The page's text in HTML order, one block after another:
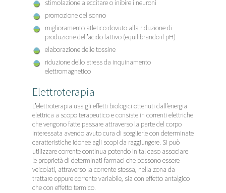
stimolazione a eccitare o inibire i neuroni
promozione del sonno
miglioramento atletico dovuto alla riduzione di
produzione dell’acido lattivo (equilibrando il pH)
elaborazione delle tossine
riduzione dello stress da inquinamento
elettromagnetico
Elettroterapia
L’elettroterapia usa gli effetti biologici ottenuti dall’energia
elettrica a scopo terapeutico e consiste in correnti elettriche
che vengono fatte passare attraverso la parte del corpo
interessata avendo avuto cura di sceglierle con determinate
caratteristiche idonee agli scopi da raggiungere. Si può
utilizzare corrente continua potendo in tal caso associare
le proprietà di determinati farmaci che possono essere
veicolati, attraverso la corrente stessa, nella zona da
trattare oppure corrente variabile, sia con effetto antalgico
che con effetto termico.